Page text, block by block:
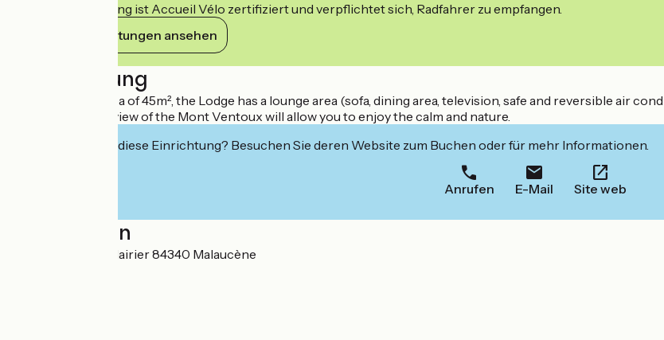
Diese Einrichtung ist Accueil Vélo zertifiziert und verpflichtet sich, Radfahrer zu empfangen.
Ihre Verpflichtungen ansehen
Beschreibung
With a surface area of 45m², the Lodge has a lounge area (sofa, dining area, television, safe and reversible air
Its terrace with a view of the Mont Ventoux will allow you to enjoy the calm and nature.
Interessiert Sie diese Einrichtung? Besuchen Sie deren Website zum Buchen oder für mehr Informationen.
Anrufen E-Mail Site web
Localisation
726, Chemin de Clairier 84340 Malaucène